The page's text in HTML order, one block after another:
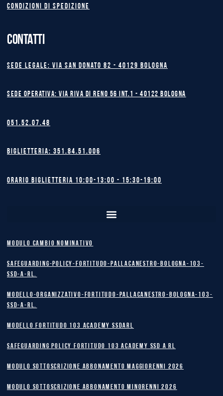
Condizioni di spedizione
CONTATTI
Sede legale: Via San Donato 82 - 40129 BOLOGNA
Sede operativa: Via Riva di Reno 56 int.1 - 40122 BOLOGNA
051.52.07.48
Biglietteria: 351.84.51.006
Orario biglietteria 10:00-13:00 - 15:30-19:00
MODULO CAMBIO NOMINATIVO
safeguarding-policy-Fortitudo-Pallacanestro-Bologna-103-
SSD-A-RL.
Modello-Organizzativo-Fortitudo-Pallacanestro-Bologna-103-
SSD-A-RL.
MODELLO FORTITUDO 103 ACADEMY SSDARL
safeguarding policy Fortitudo 103 Academy SSD A RL
MODULO SOTTOSCRIZIONE ABBONAMENTO MAGGIORENNI 2026
MODULO SOTTOSCRIZIONE ABBONAMENTO MINORENNI 2026